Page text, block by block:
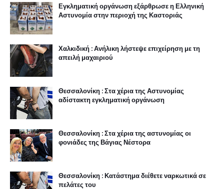
Εγκληματική οργάνωση εξάρθρωσε η Ελληνική
Αστυνομία στην περιοχή της Καστοριάς
Χαλκιδική : Ανήλικη λήστεψε επιχείρηση με τη
απειλή μαχαιριού
Θεσσαλονίκη : Στα χέρια της Αστυνομίας
αδίστακτη εγκληματική οργάνωση
Θεσσαλονίκη : Στα χέρια της αστυνομίας οι
φονιάδες της Βάγιας Νέστορα
Θεσσαλονίκη : Κατάστημα διέθετε ναρκωτικά σε
πελάτες του